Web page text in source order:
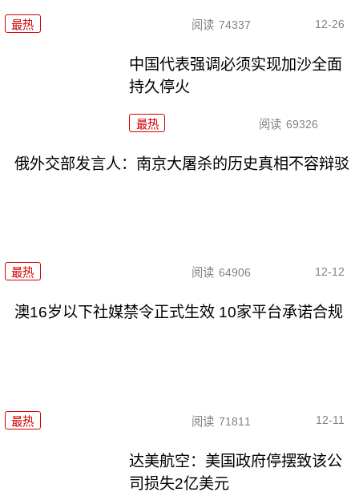
最热 阅读 74337 12-26
中国代表强调必须实现加沙全面
持久停火
最热 阅读 69326
俄外交部发言人：南京大屠杀的历史真相不容辩驳
最热 阅读 64906 12-12
澳16岁以下社媒禁令正式生效 10家平台承诺合规
最热 阅读 71811 12-11
达美航空：美国政府停摆致该公
司损失2亿美元